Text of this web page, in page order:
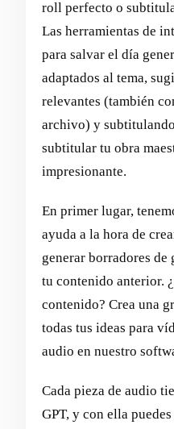
roll perfecto o
Las herramientas de
para salvar el día
adaptados al tema,
relevantes (también
archivo) y
subtitular tu obra
impresionante.
En primer lugar,
ayuda a la hora de
generar borradores de
tu contenido anterior.
contenido? Crea una
todas tus ideas para
audio en nuestro
Cada pieza de audio
GPT, y con ella